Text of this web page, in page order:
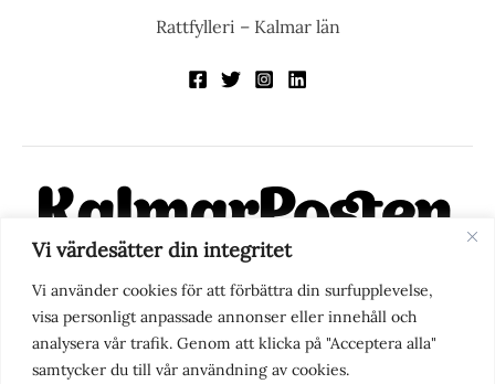
Vi värdesätter din integritet
Vi använder cookies för att förbättra din surfupplevelse,
visa personligt anpassade annonser eller innehåll och
analysera vår trafik. Genom att klicka på "Acceptera alla"
samtycker du till vår användning av cookies.
Rattfylleri – Kalmar län
KalmarPosten är en modern lokalnyhetstidning på nätet. Med
fokus på Kalmarregionen, men också med blick för det större
perspektivet, vill vi vara din självklara kanal för nyheter,
berättelser och engagemang. KalmarPosten grundades 1988 och
fick nya ägare 2025.